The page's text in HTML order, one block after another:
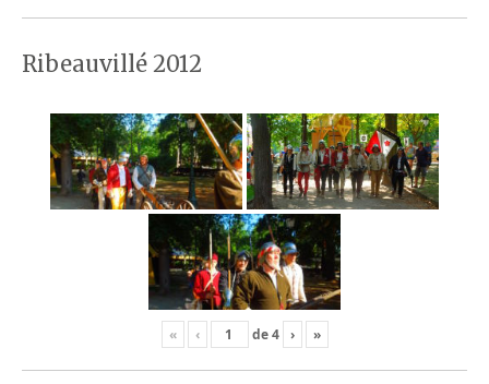
Ribeauvillé 2012
« ‹ de4 › »